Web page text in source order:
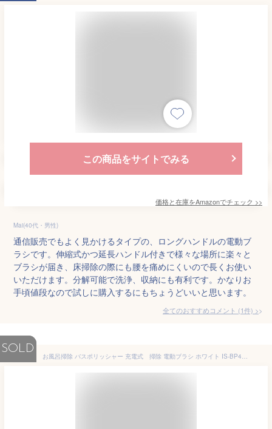
この商品をサイトでみる
価格と在庫をAmazonでチェック >>
Mai(40代・男性)
通信販売でもよく見かけるタイプの、ロングハンドルの電動ブ
ラシです。伸縮式かつ延長ハンドル付きで様々な場所に楽々と
ブラシが届き、床掃除の際にも腰を痛めにくいので長くお使い
いただけます。分解可能で洗浄、収納にも有利です。かなりお
手頃値段なので試しに購入するにもちょうどいいと思います。
全てのおすすめコメント (1件) >
SOLD
お風呂掃除 バスポリッシャー 充電式 掃除 電動ブラシ ホワイト IS-BP4 浴槽磨き コードレス バスブラシ 電動掃除ブラシ 掃除用品 浴室 快適 壁 トイレ 洗面台 クリーナー スティック ハンディ ベルソス 【D】【予約】